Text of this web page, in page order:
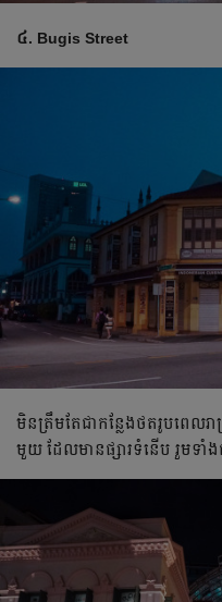
៤. Bugis Street
មិន​ត្រឹម​តែ​ជា​កន្លែង​ថត​រូប​ពេល
មួយ ដែល​មាន​ផ្សារ​ទំនើប រួម​ទាំង​